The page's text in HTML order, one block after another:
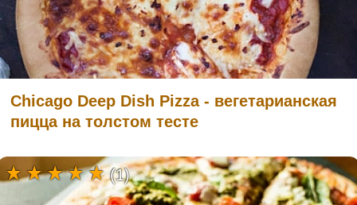
Chicago Deep Dish Pizza - вегетарианская
пицца на толстом тесте
(1)